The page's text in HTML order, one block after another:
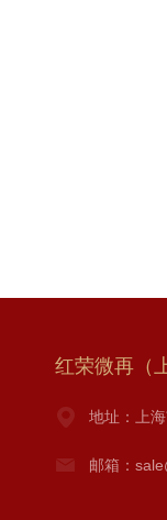
红荣微再（
地址：上
邮箱：